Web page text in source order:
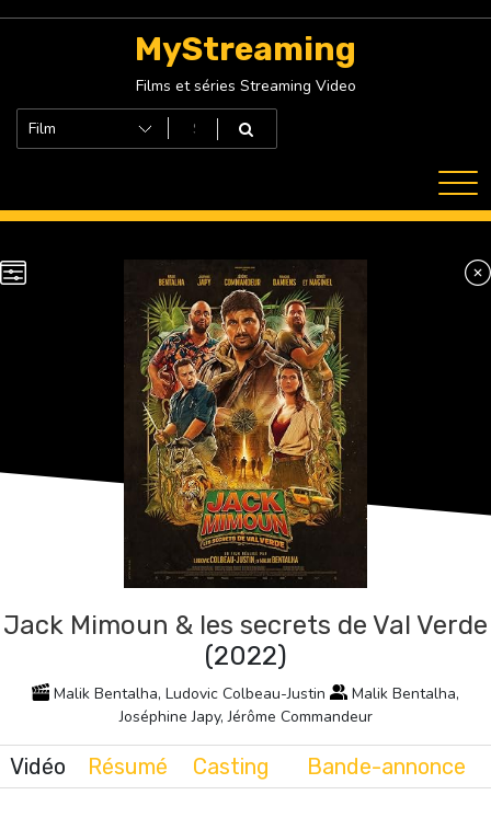
MyStreaming
Films et séries Streaming Video
Jack Mimoun & les secrets de Val Verde
(2022)
Malik Bentalha, Ludovic Colbeau-Justin
Malik Bentalha,
Joséphine Japy, Jérôme Commandeur
Vidéo Résumé Casting Bande-annonce